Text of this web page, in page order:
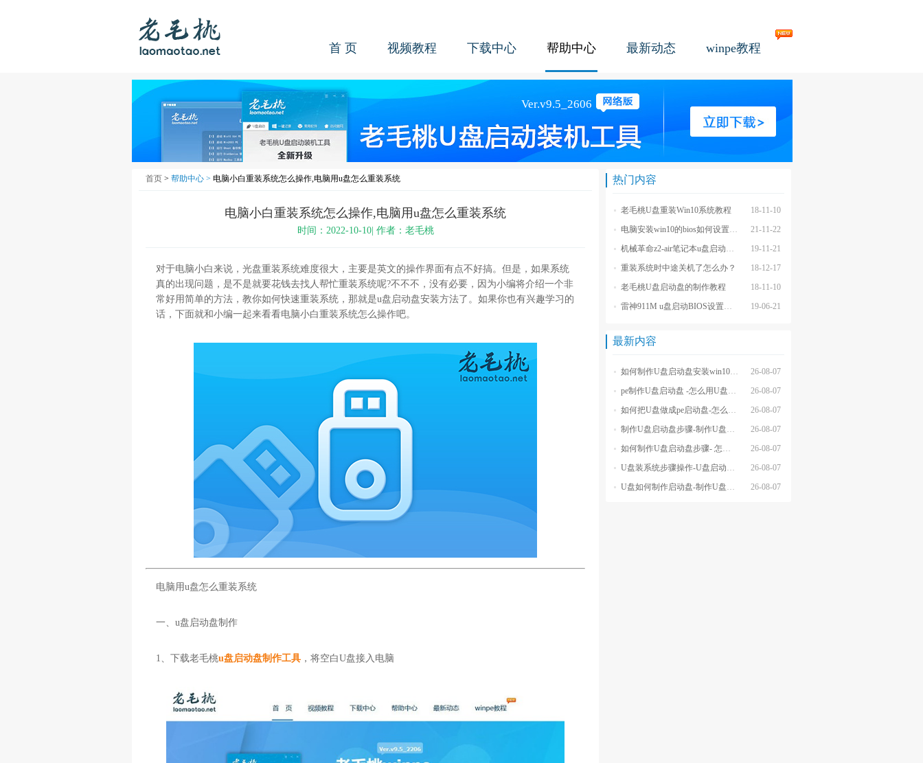
首 页 视频教程 下载中心 帮助中心 最新动态 winpe教程
首页 > 帮助中心 > 电脑小白重装系统怎么操作,电脑用u盘怎么重装系统
电脑小白重装系统怎么操作,电脑用u盘怎么重装系统
时间：2022-10-10| 作者：老毛桃
对于电脑小白来说，光盘重装系统难度很大，主要是英文的操作界面有点不好搞。但是，如果系统
真的出现问题，是不是就要花钱去找人帮忙重装系统呢?不不不，没有必要，因为小编将介绍一个非
常好用简单的方法，教你如何快速重装系统，那就是u盘启动盘安装方法了。如果你也有兴趣学习的
话，下面就和小编一起来看看电脑小白重装系统怎么操作吧。
电脑用u盘怎么重装系统
一、u盘启动盘制作
1、下载老毛桃u盘启动盘制作工具 ，将空白U盘接入电脑
热门内容
18-11-10
老毛桃U盘重装Win10系统教程
21-11-22
电脑安装win10的bios如何设置u盘图文教程
19-11-21
机械革命z2-air笔记本u盘启动BIOS设置教程
18-12-17
重装系统时中途关机了怎么办？
18-11-10
老毛桃U盘启动盘的制作教程
19-06-21
雷神911M u盘启动BIOS设置教程
最新内容
26-08-07
如何制作U盘启动盘安装win10系统-怎么制作U盘启动盘安装win10系
26-08-07
pe制作U盘启动盘 -怎么用U盘制作pe系统启动盘
26-08-07
如何把U盘做成pe启动盘-怎么把U盘做成pe启动盘
26-08-07
制作U盘启动盘步骤-制作U盘启动盘详细方法
26-08-07
如何制作U盘启动盘步骤- 怎么制作U盘启动盘步骤
26-08-07
U盘装系统步骤操作-U盘启动重装系统步骤
26-08-07
U盘如何制作启动盘-制作U盘启动盘重装